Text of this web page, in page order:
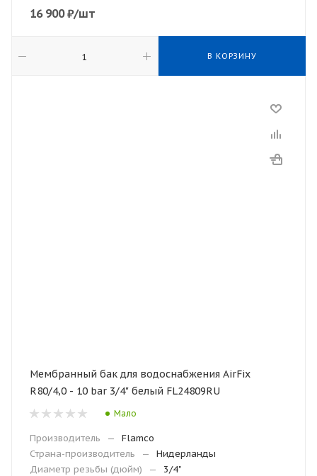
16 900₽/шт
В КОРЗИНУ
Мембранный бак для водоснабжения AirFix
R80/4,0 - 10 bar 3/4" белый FL24809RU
Мало
Производитель —
Flamco
Страна-производитель
—
Нидерланды
Диаметр резьбы (дюйм)
—
3/4"